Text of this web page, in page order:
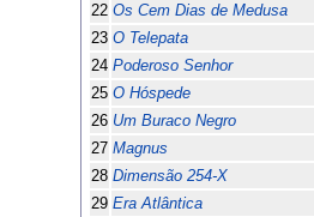
22 Os Cem Dias de Medusa
23 O Telepata
24 Poderoso Senhor
25 O Hóspede
26 Um Buraco Negro
27 Magnus
28 Dimensão 254-X
29 Era Atlântica